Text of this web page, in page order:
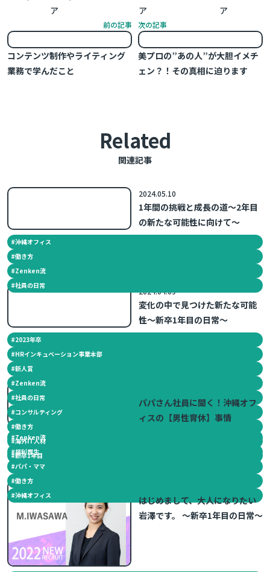
前の記事
コンテンツ制作やライティング
業務で学んだこと
次の記事
美プロの”あの人”が大胆イメチ
ェン？！その真相に迫ります
関連記事
Related
1年間の挑戦と成長の道～2年目
の新たな可能性に向けて～
2024.05.10
#沖縄オフィス
#働き方
#Zenken流
#社員の日常
変化の中で見つけた新たな可能
性～新卒1年目の日常～
2024.04.09
#2023年卒
#HRインキュベーション事業本部
#新人賞
#Zenken流
#社員の日常
#コンサルティング
#働き方
#海外IT人材
#新卒1年目
パパさん社員に聞く！沖縄オフ
ィスの【男性育休】事情
#Zenken流
#福利厚生
#パパ・ママ
#働き方
#沖縄オフィス
はじめまして、大人になりたい
岩澤です。 ～新卒1年目の日常～